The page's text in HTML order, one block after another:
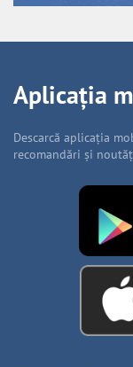
Aplicația
Descarcă aplicația
recomandări și